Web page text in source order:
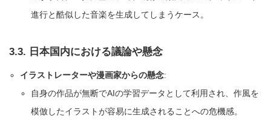
進行と酷似した音楽を生成してしまうケース。
3.3. 日本国内における議論や懸念
イラストレーターや漫画家からの懸念:
自身の作品が無断でAIの学習データとして利用され、作風を
模倣したイラストが容易に生成されることへの危機感。